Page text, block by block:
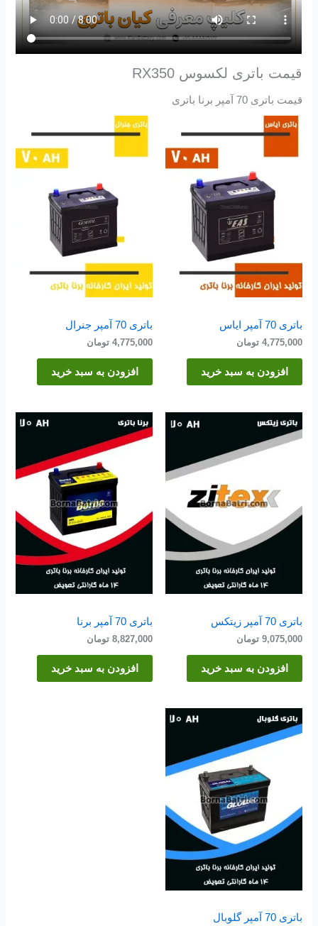
قیمت باتری لکسوس RX350
قیمت باتری 70 آمپر برنا باتری
باتری 70 آمپر ایاس
4,775,000 تومان
افزودن به سبد خرید
باتری 70 آمپر جنرال
4,775,000 تومان
افزودن به سبد خرید
باتری 70 آمپر زیتکس
9,075,000 تومان
افزودن به سبد خرید
باتری 70 آمپر برنا
8,827,000 تومان
افزودن به سبد خرید
باتری 70 آمپر گلوبال